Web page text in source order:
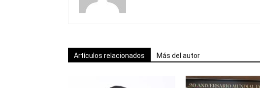
Artículos relacionados Más del autor